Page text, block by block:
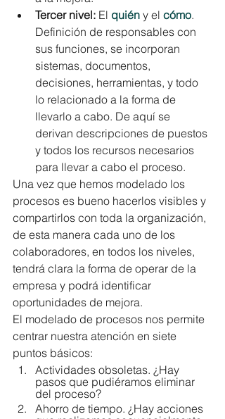
Tercer nivel: El quién y el cómo.
Definición de responsables con
sus funciones, se incorporan
sistemas, documentos,
decisiones, herramientas, y todo
lo relacionado a la forma de
llevarlo a cabo. De aquí se
derivan descripciones de puestos
y todos los recursos necesarios
para llevar a cabo el proceso.
Una vez que hemos modelado los
procesos es bueno hacerlos visibles y
compartirlos con toda la organización,
de esta manera cada uno de los
colaboradores, en todos los niveles,
tendrá clara la forma de operar de la
empresa y podrá identificar
oportunidades de mejora.
El modelado de procesos nos permite
centrar nuestra atención en siete
puntos básicos:
Actividades obsoletas. ¿Hay
pasos que pudiéramos eliminar
del proceso?
Ahorro de tiempo. ¿Hay acciones